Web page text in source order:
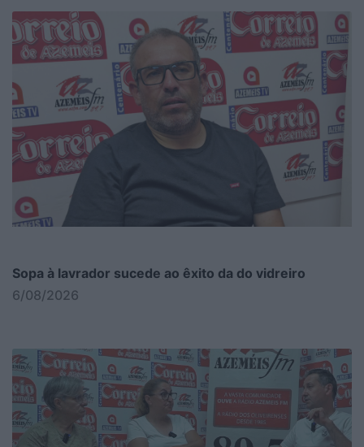
Sopa à lavrador sucede ao êxito da do vidreiro
6/08/2026